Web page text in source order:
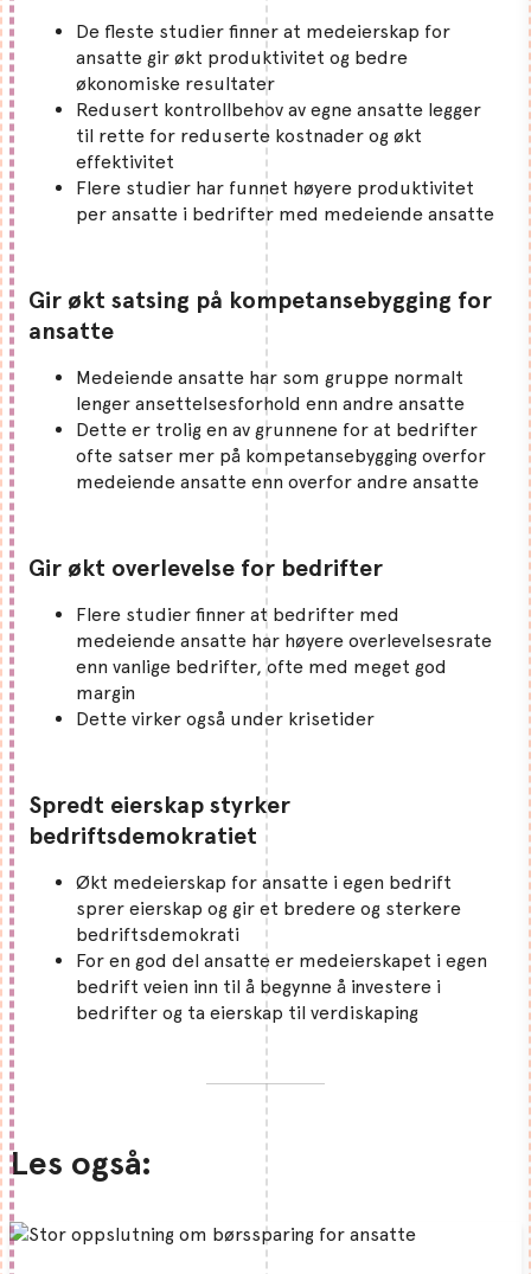
De fleste studier finner at medeierskap for
ansatte gir økt produktivitet og bedre
økonomiske resultater
Redusert kontrollbehov av egne ansatte legger
til rette for reduserte kostnader og økt
effektivitet
Flere studier har funnet høyere produktivitet
per ansatte i bedrifter med medeiende ansatte
Gir økt satsing på kompetansebygging for
ansatte
Medeiende ansatte har som gruppe normalt
lenger ansettelsesforhold enn andre ansatte
Dette er trolig en av grunnene for at bedrifter
ofte satser mer på kompetansebygging overfor
medeiende ansatte enn overfor andre ansatte
Gir økt overlevelse for bedrifter
Flere studier finner at bedrifter med
medeiende ansatte har høyere overlevelsesrate
enn vanlige bedrifter, ofte med meget god
margin
Dette virker også under krisetider
Spredt eierskap styrker
bedriftsdemokratiet
Økt medeierskap for ansatte i egen bedrift
sprer eierskap og gir et bredere og sterkere
bedriftsdemokrati
For en god del ansatte er medeierskapet i egen
bedrift veien inn til å begynne å investere i
bedrifter og ta eierskap til verdiskaping
Les også: